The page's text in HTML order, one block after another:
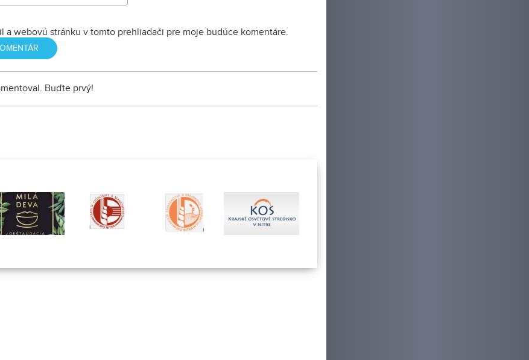
a webovú stránku v tomto prehliadači pre moje budúce komentáre.
Buďte prvý!